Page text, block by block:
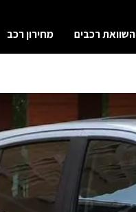
השוואת רכבים מחירון רכב